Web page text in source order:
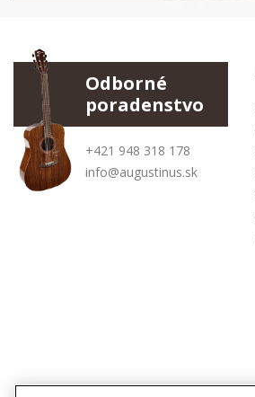
Odborné
poradenstvo
+421 948 318 178
info@augustinus.sk